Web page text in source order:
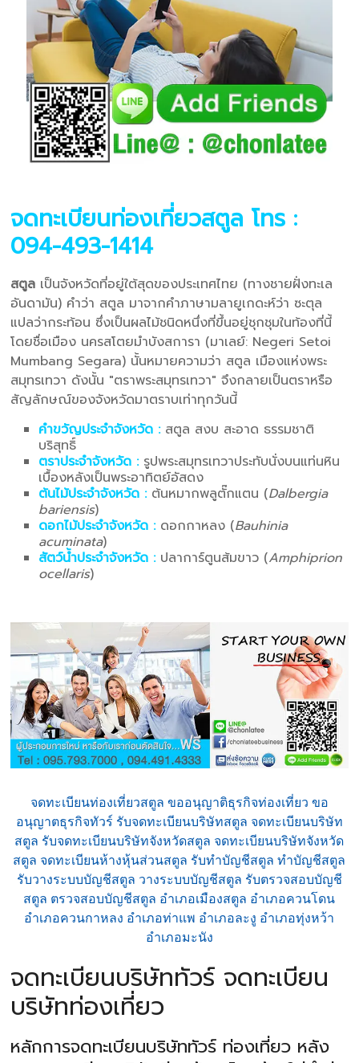
จดทะเบียนท่องเที่ยวสตูลโทร :
094-493-1414
สตูล เป็นจังหวัดที่อยู่ใต้สุดของประเทศไทย (ทางชายฝั่งทะเล
อันดามัน) คำว่า สตูล มาจากคำภาษามลายูเกดะห์ว่า ซะตุล
แปลว่ากระท้อน ซึ่งเป็นผลไม้ชนิดหนึ่งที่ขึ้นอยู่ชุกชุมในท้องที่นี้
โดยชื่อเมือง นครสโตยมำบังสการา (มาเลย์: Negeri Setoi
Mumbang Segara) นั้นหมายความว่า สตูล เมืองแห่งพระ
สมุทรเทวา ดังนั้น "ตราพระสมุทรเทวา" จึงกลายเป็นตราหรือ
สัญลักษณ์ของจังหวัดมาตราบเท่าทุกวันนี้
คำขวัญประจำจังหวัด : สตูล สงบ สะอาด ธรรมชาติ
บริสุทธิ์
ตราประจำจังหวัด :รูปพระสมุทรเทวาประทับนั่งบนแท่นหิน
เบื้องหลังเป็นพระอาทิตย์อัสดง
ต้นไม้ประจำจังหวัด :ต้นหมากพลูตั๊กแตน (Dalbergia
bariensis)
ดอกไม้ประจำจังหวัด :ดอกกาหลง (Bauhinia
acuminata)
สัตว์น้ำประจำจังหวัด :ปลาการ์ตูนส้มขาว (Amphiprion
ocellaris)
จดทะเบียนท่องเที่ยวสตูล ขออนุญาติธุรกิจท่องเที่ยว ขอ
อนุญาตธุรกิจทัวร์ รับจดทะเบียนบริษัทสตูล จดทะเบียนบริษัท
สตูล รับจดทะเบียนบริษัทจังหวัดสตูล จดทะเบียนบริษัทจังหวัด
สตูล จดทะเบียนห้างหุ้นส่วนสตูล รับทำบัญชีสตูล ทำบัญชีสตูล
รับวางระบบบัญชีสตูล วางระบบบัญชีสตูล รับตรวจสอบบัญชี
สตูล ตรวจสอบบัญชีสตูล อำเภอเมืองสตูล อำเภอควนโดน
อำเภอควนกาหลง อำเภอท่าแพ อำเภอละงู อำเภอทุ่งหว้า
อำเภอมะนัง
จดทะเบียนบริษัททัวร์ จดทะเบียน
บริษัทท่องเที่ยว
หลักการจดทะเบียนบริษัททัวร์ ท่องเที่ยว หลัง